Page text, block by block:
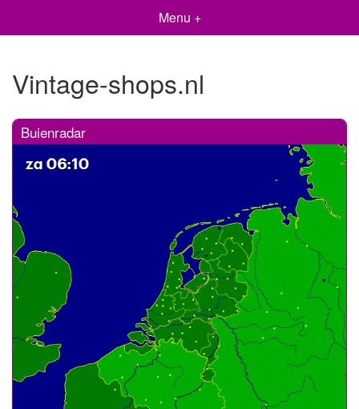
Menu +
Vintage-shops.nl
Buienradar